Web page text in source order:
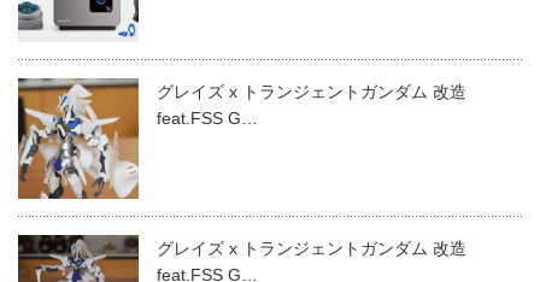
グレイズ x トランジェントガンダム 改造
feat.FSS G…
グレイズ x トランジェントガンダム 改造
feat.FSS G…